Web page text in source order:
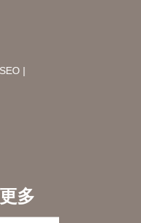
|
多